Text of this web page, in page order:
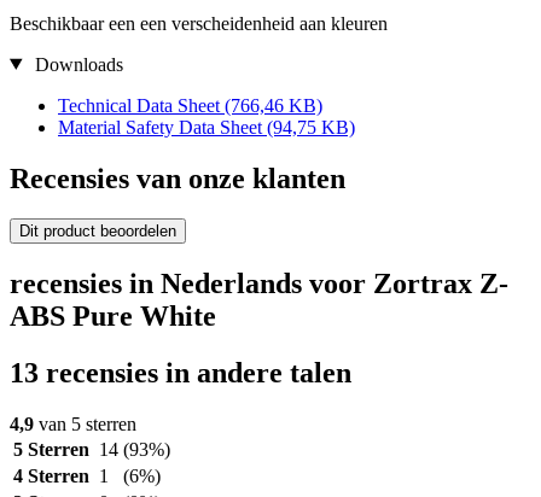
Beschikbaar een een verscheidenheid aan kleuren
Downloads
Technical Data Sheet (766,46 KB)
Material Safety Data Sheet (94,75 KB)
Recensies van onze klanten
Dit product beoordelen
recensies in Nederlands voor Zortrax Z-
ABS Pure White
13 recensies in andere talen
4,9 van 5 sterren
5 Sterren 14 (93%)
4 Sterren 1
(6%)